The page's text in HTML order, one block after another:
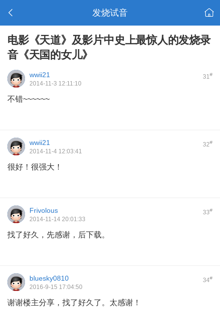
发烧试音
电影《天道》及影片中史上最惊人的发烧录
音《天国的女儿》
31#
wwii21
2014-11-3 12:11:10
不错~~~~~~
32#
wwii21
2014-11-4 12:03:41
很好！很强大！
33#
Frivolous
2014-11-14 20:01:33
找了好久，先感谢，后下载。
34#
bluesky0810
2016-9-15 17:04:50
谢谢楼主分享，找了好久了。太感谢！